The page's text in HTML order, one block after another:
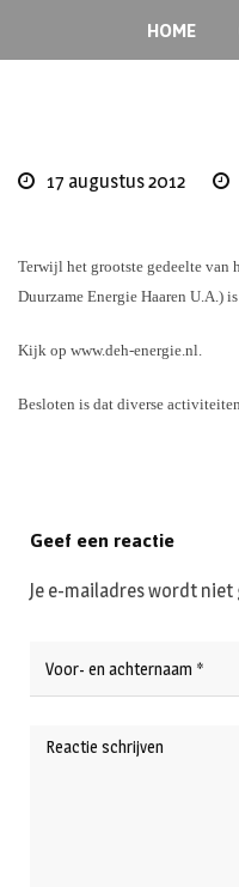
HOME
17 augustus 2012
Terwijl het grootste gedeelte van
Duurzame Energie Haaren U.A.)
Kijk op www.deh-energie.nl.
Besloten is dat diverse
Geef een reactie
Je e-mailadres wordt niet